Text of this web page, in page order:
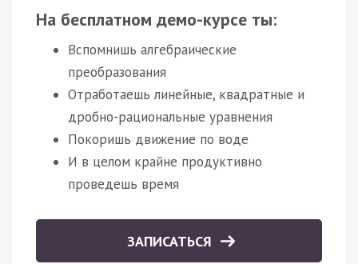
На бесплатном демо-курсе ты:
Вспомнишь алгебраические
преобразования
Отработаешь линейные, квадратные и
дробно-рациональные уравнения
Покоришь движение по воде
И в целом крайне продуктивно
проведешь время
ЗАПИСАТЬСЯ